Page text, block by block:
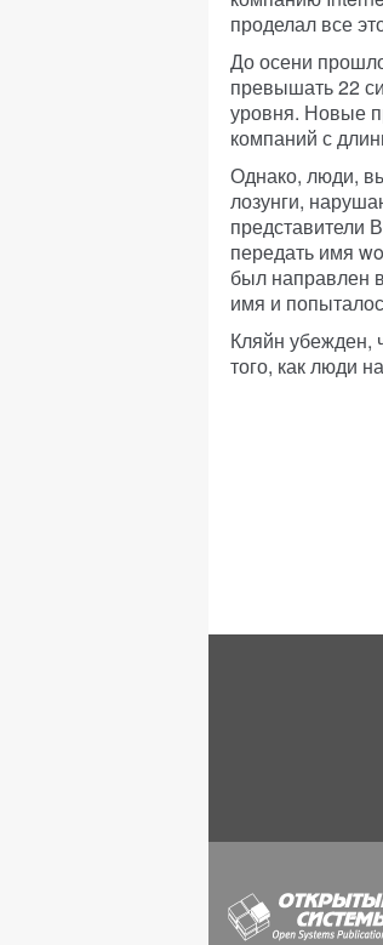
проделал все
До осени
превышать 22
уровня. Новые
компаний с
Однако, люди,
лозунги,
представители
передать имя
был направлен
имя и
Кляйн убежден,
того, как люди